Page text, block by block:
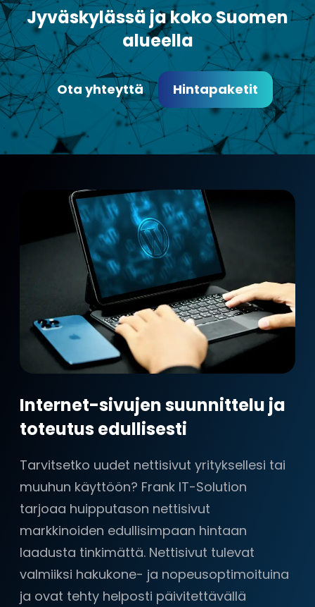
Jyväskylässä ja koko Suomen
alueella
Ota yhteyttä Hintapaketit
Internet-sivujen suunnittelu ja
toteutus edullisesti
Tarvitsetko uudet nettisivut yrityksellesi tai
muuhun käyttöön? Frank IT-Solution
tarjoaa huipputason nettisivut
markkinoiden edullisimpaan hintaan
laadusta tinkimättä. Nettisivut tulevat
valmiiksi hakukone- ja nopeusoptimoituina
ja ovat tehty helposti päivitettävällä